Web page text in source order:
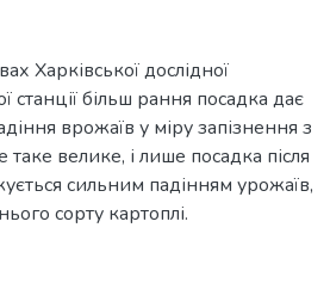
Харківської дослідної
станції більш рання посадка дає
врожаїв у міру запізнення з
велике, і лише посадка після
сильним падінням урожаїв,
сорту картоплі.